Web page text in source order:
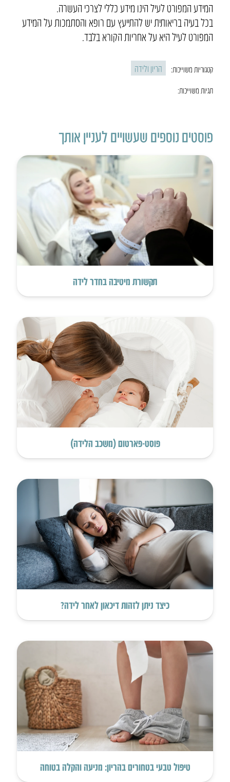
המידע המפורט לעיל הינו מידע כללי לצרכי העשרה.
בכל בעיה בריאותית יש להתייעץ עם רופא והסתמכות על המידע
המפורט לעיל היא על אחריות הקורא בלבד.
קטגוריות משוייכות: הריון ולידה
תגיות משוייכות:
פוסטים נוספים שעשויים לעניין אותך
תקשורת מיטיבה בחדר לידה
פוסט-פארטום (משכב הלידה)
כיצד ניתן לזהות דיכאון לאחר לידה?
טיפול טבעי בטחורים בהריון: מניעה והקלה בטוחה